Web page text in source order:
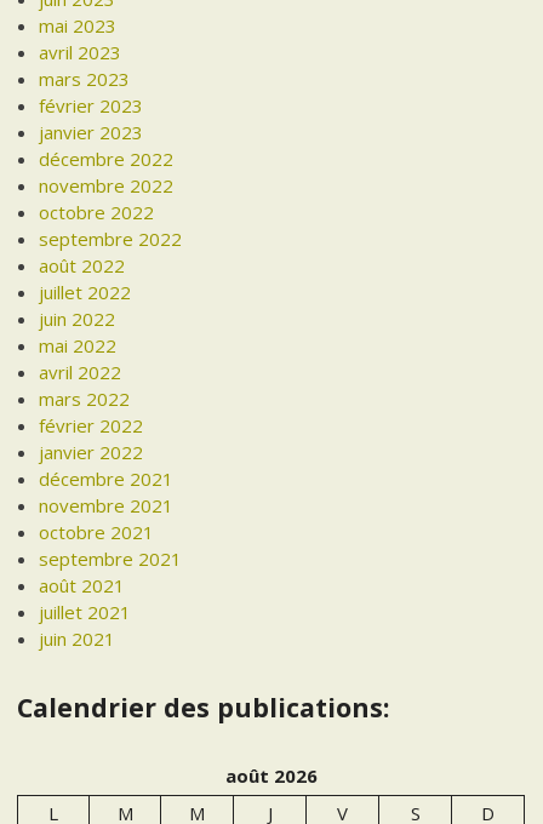
mai 2023
avril 2023
mars 2023
février 2023
janvier 2023
décembre 2022
novembre 2022
octobre 2022
septembre 2022
août 2022
juillet 2022
juin 2022
mai 2022
avril 2022
mars 2022
février 2022
janvier 2022
décembre 2021
novembre 2021
octobre 2021
septembre 2021
août 2021
juillet 2021
juin 2021
Calendrier des publications:
août 2026
L
M M J V S
D